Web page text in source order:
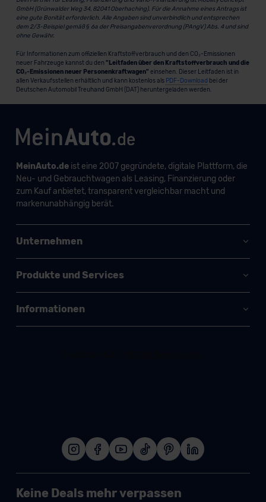
GmbH (Grünwalder Weg 34, 82041 Oberhaching). Für die Annahme eines Antrags ist
eine gute Bonität erforderlich. Alle Angaben sind unverbindlich und entsprechen
dem 2/3-Beispiel gemäß § 6a der Preisangabenverordnung (PAngV) Abs. 4 und sind
ohne Gewähr.
Für Informationen zum offiziellen Kraftstoffverbrauch und den CO₂-Emissionen
neuer Fahrzeuge kannst du den "Leitfaden über den Kraftstoffverbrauch und die
CO₂-Emissionen neuer Personenkraftwagen" einsehen. Dieser Leitfaden ist in
allen Verkaufsstellen erhältlich und kann kostenlos als PDF-Download bei der
Deutschen Automobil Treuhand GmbH (DAT) heruntergeladen werden.
MeinAuto.deist eine 2007 gegründete, digitale Plattform, die
Neu- und Gebrauchtwagen als Leasing, Finanzierung oder
zum Kauf anbietet, transparent vergleichbar macht und
markenunabhängig berät.
Unternehmen
Produkte und Services
Informationen
Keine Deals mehr verpassen